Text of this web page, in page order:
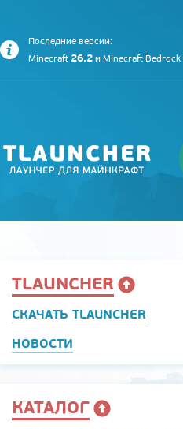
Последние версии:
Minecraft 26.2 и Minecraft Bedrock
TLAUNCHER
СКАЧАТЬ TLAUNCHER
НОВОСТИ
КАТАЛОГ